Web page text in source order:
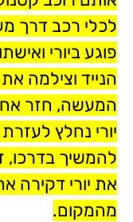
לכלי רכב דרך
פוגע ביורי
הנייד וצילמה
המעשה, חזר
יורי נחלץ
להמשיך
את יורי דקירה
מהמקום.